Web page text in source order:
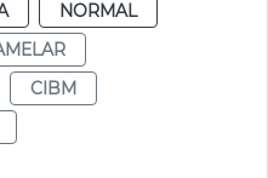
NORMAL
CIBM